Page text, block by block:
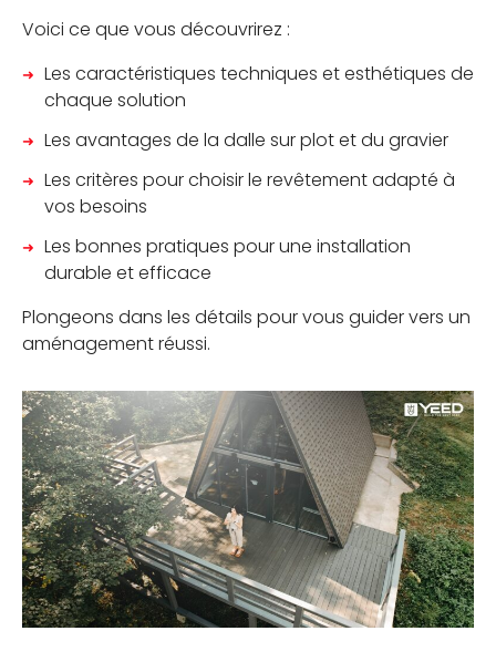
CALCULATEUR DE PLOTS
Voici ce que vous découvrirez :
Les caractéristiques techniques et esthétiques de
chaque solution
Les avantages de la dalle sur plot et du gravier
Les critères pour choisir le revêtement adapté à
vos besoins
Les bonnes pratiques pour une installation
durable et efficace
Plongeons dans les détails pour vous guider vers un
aménagement réussi.